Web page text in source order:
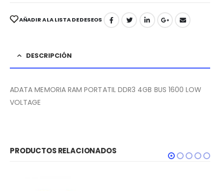
AÑADIR A LA LISTA DE DESEOS
DESCRIPCIÓN
ADATA MEMORIA RAM PORTATIL DDR3 4GB BUS 1600 LOW
VOLTAGE
PRODUCTOS RELACIONADOS